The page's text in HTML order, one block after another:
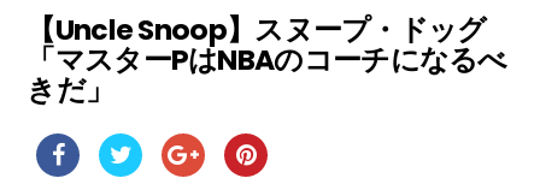
【Uncle Snoop】スヌープ・ドッグ
「マスターPはNBAのコーチになるべ
きだ」